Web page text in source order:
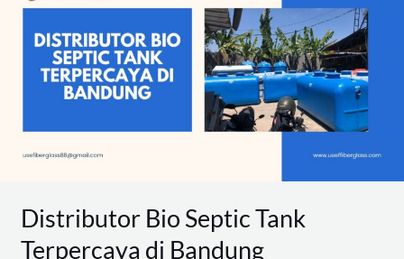
Distributor Bio Septic Tank
Terpercaya di Bandung
Tank
Terpercaya